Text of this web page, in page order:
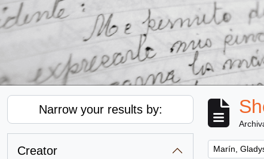
Narrow your results by:
Creator Remove
Marín,